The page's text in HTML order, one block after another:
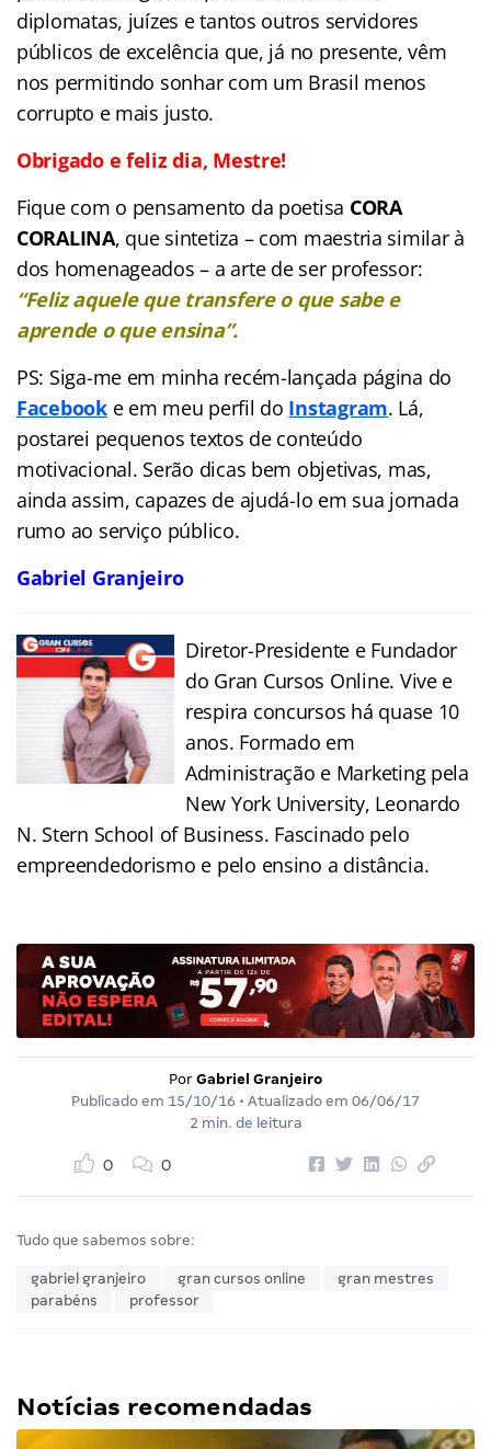
diplomatas, juízes e tantos outros servidores
públicos de excelência que, já no presente, vêm
nos permitindo sonhar com um Brasil menos
corrupto e mais justo.
Obrigado e feliz dia, Mestre!
Fique com o pensamento da poetisa CORA
CORALINA, que sintetiza – com maestria similar à
dos homenageados – a arte de ser professor:
“Feliz aquele que transfere o que sabe e
aprende o que ensina”.
PS: Siga-me em minha recém-lançada página do
Facebooke em meu perfil do Instagram. Lá,
postarei pequenos textos de conteúdo
motivacional. Serão dicas bem objetivas, mas,
ainda assim, capazes de ajudá-lo em sua jornada
rumo ao serviço público.
Gabriel Granjeiro
Diretor-Presidente e Fundador
do Gran Cursos Online. Vive e
respira concursos há quase 10
anos. Formado em
Administração e Marketing pela
New York University, Leonardo
N. Stern School of Business. Fascinado pelo
empreendedorismo e pelo ensino a distância.
Por Gabriel Granjeiro
Publicado em 15/10/16 • Atualizado em 06/06/17
2 min. de leitura
0 0
Tudo que sabemos sobre:
gabriel granjeiro gran cursos online
gran mestres
parabéns
professor
Notícias recomendadas